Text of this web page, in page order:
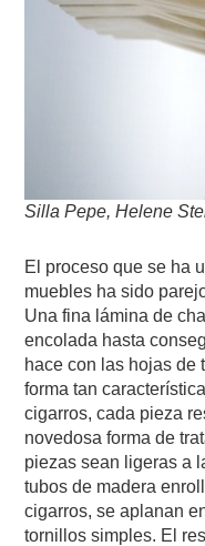
Silla Pepe, Helene
El proceso que se ha
muebles ha sido
Una fina lámina de
encolada hasta
hace con las hojas de
forma tan
cigarros, cada pieza
novedosa forma de
piezas sean ligeras a
tubos de madera
cigarros, se aplanan
tornillos simples. El